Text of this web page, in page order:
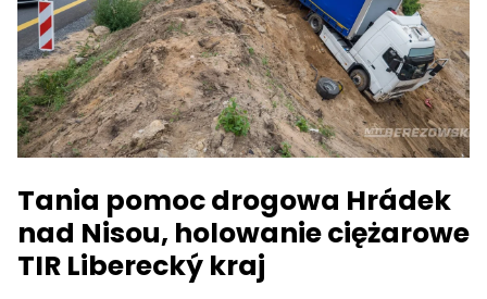
Tania pomoc drogowa Hrádek
nad Nisou, holowanie ciężarowe
TIR Liberecký kraj